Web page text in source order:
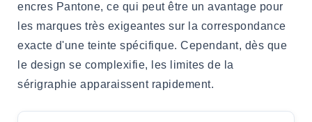
encres Pantone, ce qui peut être un avantage pour
les marques très exigeantes sur la correspondance
exacte d'une teinte spécifique. Cependant, dès que
le design se complexifie, les limites de la
sérigraphie apparaissent rapidement.